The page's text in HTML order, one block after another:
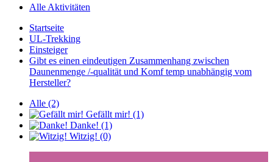
Alle Aktivitäten
Startseite
UL-Trekking
Einsteiger
Gibt es einen eindeutigen Zusammenhang zwischen
Daunenmenge /-qualität und Komf temp unabhängig vom
Hersteller?
Alle (2)
Gefällt mir! (1)
Danke! (1)
Witzig! (0)